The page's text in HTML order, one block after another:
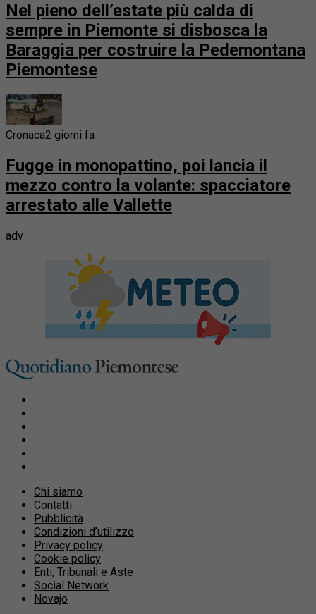
Nel pieno dell’estate più calda di
sempre in Piemonte si disbosca la
Baraggia per costruire la Pedemontana
Piemontese
Cronaca2 giorni fa
Fugge in monopattino, poi lancia il
mezzo contro la volante: spacciatore
arrestato alle Vallette
adv
Chi siamo
Contatti
Pubblicità
Condizioni d’utilizzo
Privacy policy
Cookie policy
Enti, Tribunali e Aste
Social Network
Novajo